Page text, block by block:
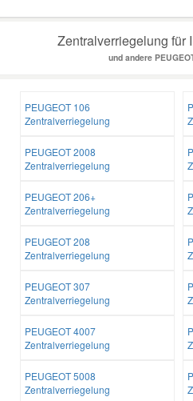
Zentralverriegelung für
und andere
PEUGEOT 106
Zentralverriegelung
PEUGEOT 2008
Zentralverriegelung
PEUGEOT 206+
Zentralverriegelung
PEUGEOT 208
Zentralverriegelung
PEUGEOT 307
Zentralverriegelung
PEUGEOT 4007
Zentralverriegelung
PEUGEOT 5008
Zentralverriegelung